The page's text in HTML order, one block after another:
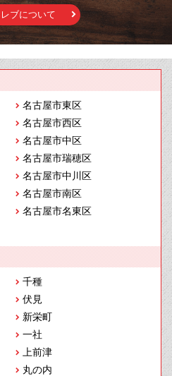
ブについて
名古屋市東区
名古屋市西区
名古屋市中区
名古屋市瑞穂区
名古屋市中川区
名古屋市南区
名古屋市名東区
千種
伏見
新栄町
一社
上前津
丸の内